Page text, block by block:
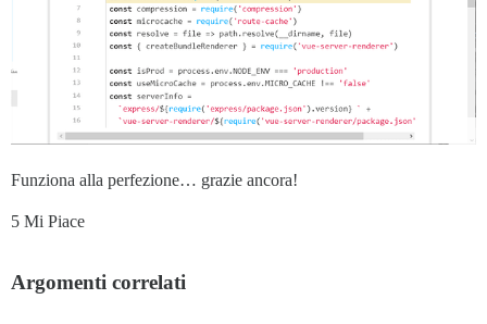
Funziona alla perfezione… grazie ancora!
5 Mi Piace
Argomenti correlati